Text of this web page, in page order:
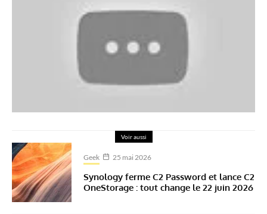
Voir aussi
Geek 25 mai 2026
Synology ferme C2 Password et lance C2
OneStorage : tout change le 22 juin 2026